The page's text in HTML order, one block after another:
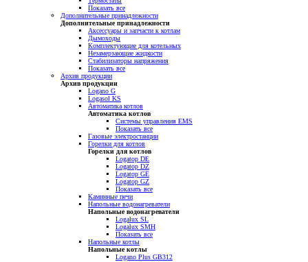
Показать все
Дополнительные принадлежности
Дополнительные принадлежности
Аксессуары и запчасти к котлам
Дымоходы
Комплектующие для котельных
Незамерзающие жидкости
Стабилизаторы напряжения
Показать все
Архив продукции
Архив продукции
Logano G
Logasol KS
Автоматика котлов
Автоматика котлов
Системы управления EMS
Показать все
Газовые электростанции
Горелки для котлов
Горелки для котлов
Logatop DE
Logatop DZ
Logatop GE
Logatop GZ
Показать все
Каминные печи
Напольные водонагреватели
Напольные водонагреватели
Logalux SL
Logalux SMH
Показать все
Напольные котлы
Напольные котлы
Logano Plus GB312